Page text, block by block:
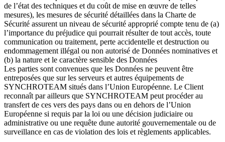
de l’état des techniques et du coût de mise en œuvre de telles
mesures), les mesures de sécurité détaillées dans la Charte de
Sécurité assurent un niveau de sécurité approprié compte tenu de (a)
l’importance du préjudice qui pourrait résulter de tout accès, toute
communication ou traitement, perte accidentelle et destruction ou
endommagement illégal ou non autorisé de Données nominatives et
(b) la nature et le caractère sensible des Données
Les parties sont convenues que les Données ne peuvent être
entreposées que sur les serveurs et autres équipements de
SYNCHROTEAM situés dans l’Union Européenne. Le Client
reconnaît par ailleurs que SYNCHROTEAM peut procéder au
transfert de ces vers des pays dans ou en dehors de l’Union
Européenne si requis par la loi ou une décision judiciaire ou
administrative ou une requête dune autorité gouvernementale ou de
surveillance en cas de violation des lois et règlements applicables.